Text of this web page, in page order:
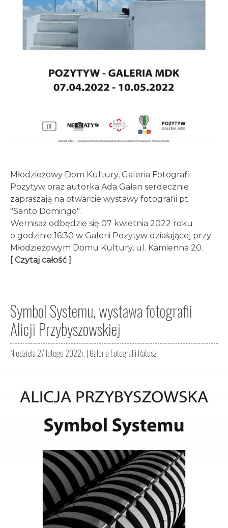
Młodzieżowy Dom Kultury, Galeria Fotografii
Pozytyw oraz autorka Ada Gałan serdecznie
zapraszają na otwarcie wystawy fotografii pt.
"Santo Domingo".
Wernisaż odbędzie się 07 kwietnia 2022 roku
o godzinie 16:30 w Galerii Pozytyw działającej przy
Młodzieżowym Domu Kultury, ul. Kamienna 20.
[ Czytaj całość ]
Symbol Systemu, wystawa fotografii
Alicji Przybyszowskiej
Niedziela 27 lutego 2022r. | Galeria Fotografii Ratusz